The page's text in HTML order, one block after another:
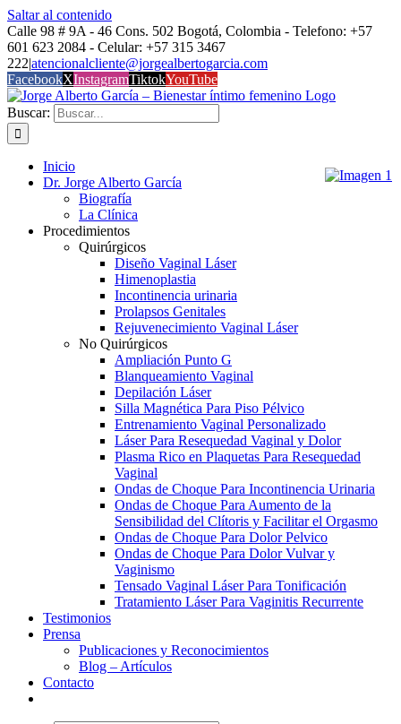
Saltar al contenido
Calle 98 # 9A - 46 Cons. 502 Bogotá, Colombia - Telefono: +57
601 623 2084 - Celular: +57 315 3467
222|atencionalcliente@jorgealbertogarcia.com
FacebookXInstagramTiktokYouTube
Buscar:
Inicio
Dr. Jorge Alberto García
Biografía
La Clínica
Procedimientos
Quirúrgicos
Diseño Vaginal Láser
Himenoplastia
Incontinencia urinaria
Prolapsos Genitales
Rejuvenecimiento Vaginal Láser
No Quirúrgicos
Ampliación Punto G
Blanqueamiento Vaginal
Depilación Láser
Silla Magnética Para Piso Pélvico
Entrenamiento Vaginal Personalizado
Láser Para Resequedad Vaginal y Dolor
Plasma Rico en Plaquetas Para Resequedad
Vaginal
Ondas de Choque Para Incontinencia Urinaria
Ondas de Choque Para Aumento de la
Sensibilidad del Clítoris y Facilitar el Orgasmo
Ondas de Choque Para Dolor Pelvico
Ondas de Choque Para Dolor Vulvar y
Vaginismo
Tensado Vaginal Láser Para Tonificación
Tratamiento Láser Para Vaginitis Recurrente
Testimonios
Prensa
Publicaciones y Reconocimientos
Blog – Artículos
Contacto